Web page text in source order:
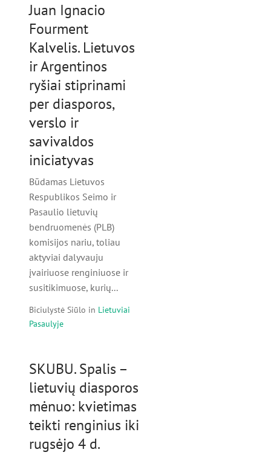
Juan Ignacio
Fourment
Kalvelis. Lietuvos
ir Argentinos
ryšiai stiprinami
per diasporos,
verslo ir
savivaldos
iniciatyvas
Būdamas Lietuvos
Respublikos Seimo ir
Pasaulio lietuvių
bendruomenės (PLB)
komisijos nariu, toliau
aktyviai dalyvauju
įvairiuose renginiuose ir
susitikimuose, kurių...
Biciulystė Siūlo in Lietuviai
Pasaulyje
SKUBU. Spalis –
lietuvių diasporos
mėnuo: kvietimas
teikti renginius iki
rugsėjo 4 d.